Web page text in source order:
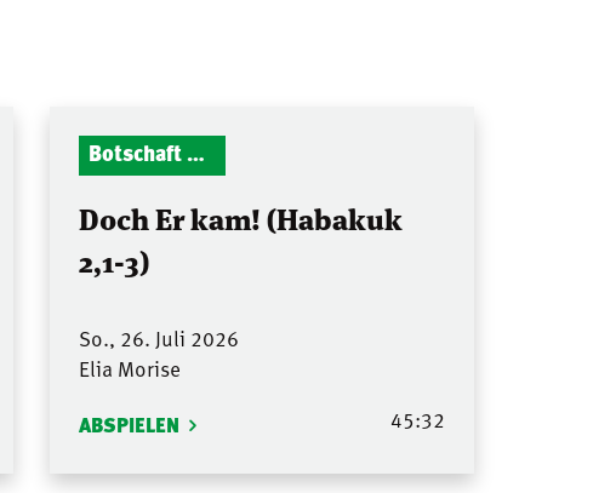
Botschaft Zionshalle
Doch Er kam! (Habakuk
2,1-3)
So., 26. Juli 2026
Elia Morise
ABSPIELEN 45:32